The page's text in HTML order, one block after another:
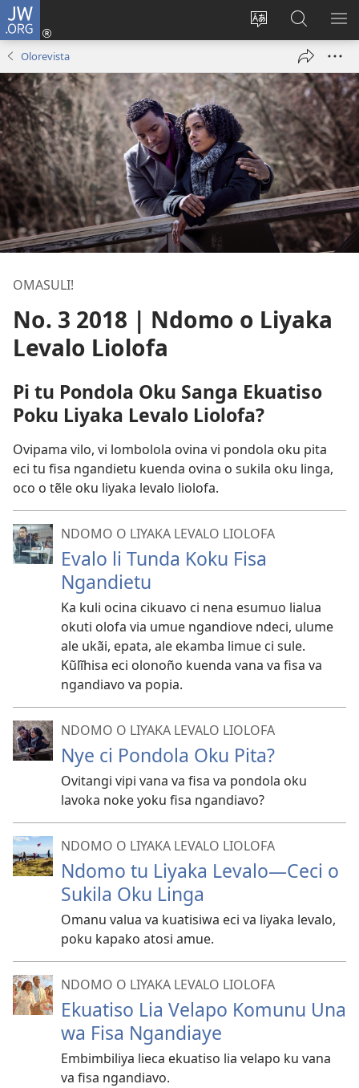
JW.ORG
Change
language
Iñila
(yikula
Sandiliya
vo
JW.ORG
Olorevista
OMASULI!
No. 3 2018 | Ndomo o Liyaka
Levalo Liolofa
Pi tu Pondola Oku Sanga Ekuatiso
Poku Liyaka Levalo Liolofa?
Ovipama vilo, vi lombolola ovina vi pondola oku pita
eci tu fisa ngandietu kuenda ovina o sukila oku linga,
oco o tẽle oku liyaka levalo liolofa.
NDOMO O LIYAKA LEVALO LIOLOFA
Evalo li Tunda Koku Fisa
Ngandietu
Ka kuli ocina cikuavo ci nena esumuo lialua
okuti olofa via umue ngandiove ndeci, ulume
ale ukãi, epata, ale ekamba limue ci sule.
Kũlĩhisa eci olonoño kuenda vana va fisa va
ngandiavo va popia.
NDOMO O LIYAKA LEVALO LIOLOFA
Nye ci Pondola Oku Pita?
Ovitangi vipi vana va fisa va pondola oku
lavoka noke yoku fisa ngandiavo?
NDOMO O LIYAKA LEVALO LIOLOFA
Ndomo tu Liyaka Levalo—Ceci o
Sukila Oku Linga
Omanu valua va kuatisiwa eci va liyaka levalo,
poku kapako atosi amue.
NDOMO O LIYAKA LEVALO LIOLOFA
Ekuatiso Lia Velapo Komunu Una
wa Fisa Ngandiaye
Embimbiliya lieca ekuatiso lia velapo ku vana
va fisa ngandiavo.